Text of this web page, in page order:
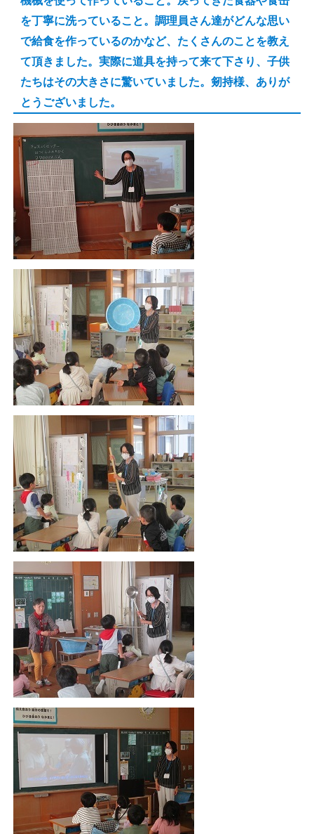
を丁寧に洗っていること。調理員さん達がどんな思い
で給食を作っているのかなど、たくさんのことを教え
て頂きました。実際に道具を持って来て下さり、子供
たちはその大きさに驚いていました。剱持様、ありが
とうございました。